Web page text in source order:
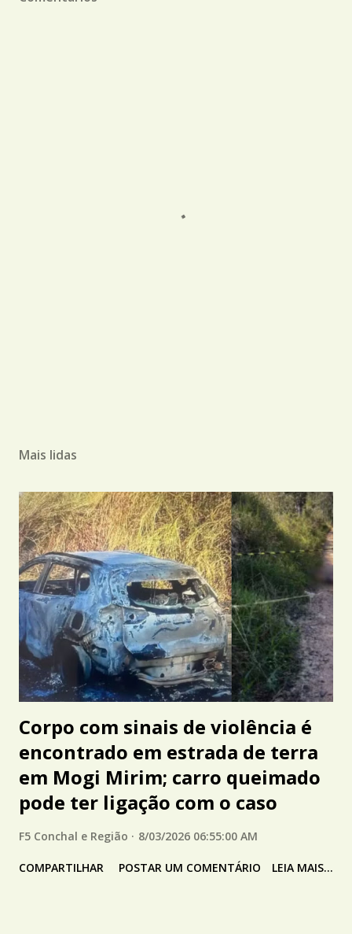
Mais lidas
Corpo com sinais de violência é
encontrado em estrada de terra
em Mogi Mirim; carro queimado
pode ter ligação com o caso
F5 Conchal e Região 8/03/2026 06:55:00 AM
COMPARTILHAR POSTAR UM COMENTÁRIO LEIA MAIS...